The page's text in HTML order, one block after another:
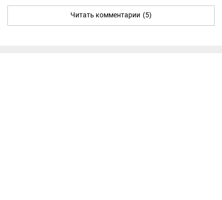
Читать комментарии (5)